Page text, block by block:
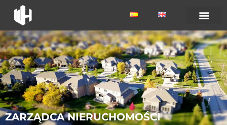
ZARZĄDCA NIERUCHOMOŚCI